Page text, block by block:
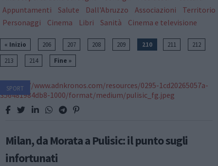
Appuntamenti
Salute Dall'Abruzzo Associazioni
Territorio
Personaggi
Cinema Libri Sanità Cinema e televisione
« Inizio 206 207 208 209 210 211
212
213
214 Fine »
SPORT
Milan, da Morata a Pulisic: il punto sugli
infortunati